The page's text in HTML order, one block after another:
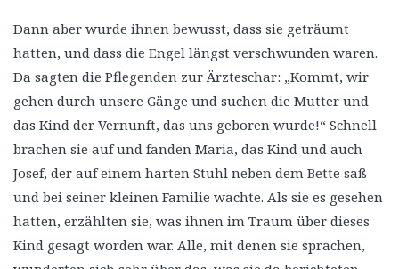
Dann aber wurde ihnen bewusst, dass sie geträumt
hatten, und dass die Engel längst verschwunden waren.
Da sagten die Pflegenden zur Ärzteschar: „Kommt, wir
gehen durch unsere Gänge und suchen die Mutter und
das Kind der Vernunft, das uns geboren wurde!“ Schnell
brachen sie auf und fanden Maria, das Kind und auch
Josef, der auf einem harten Stuhl neben dem Bette saß
und bei seiner kleinen Familie wachte. Als sie es gesehen
hatten, erzählten sie, was ihnen im Traum über dieses
Kind gesagt worden war. Alle, mit denen sie sprachen,